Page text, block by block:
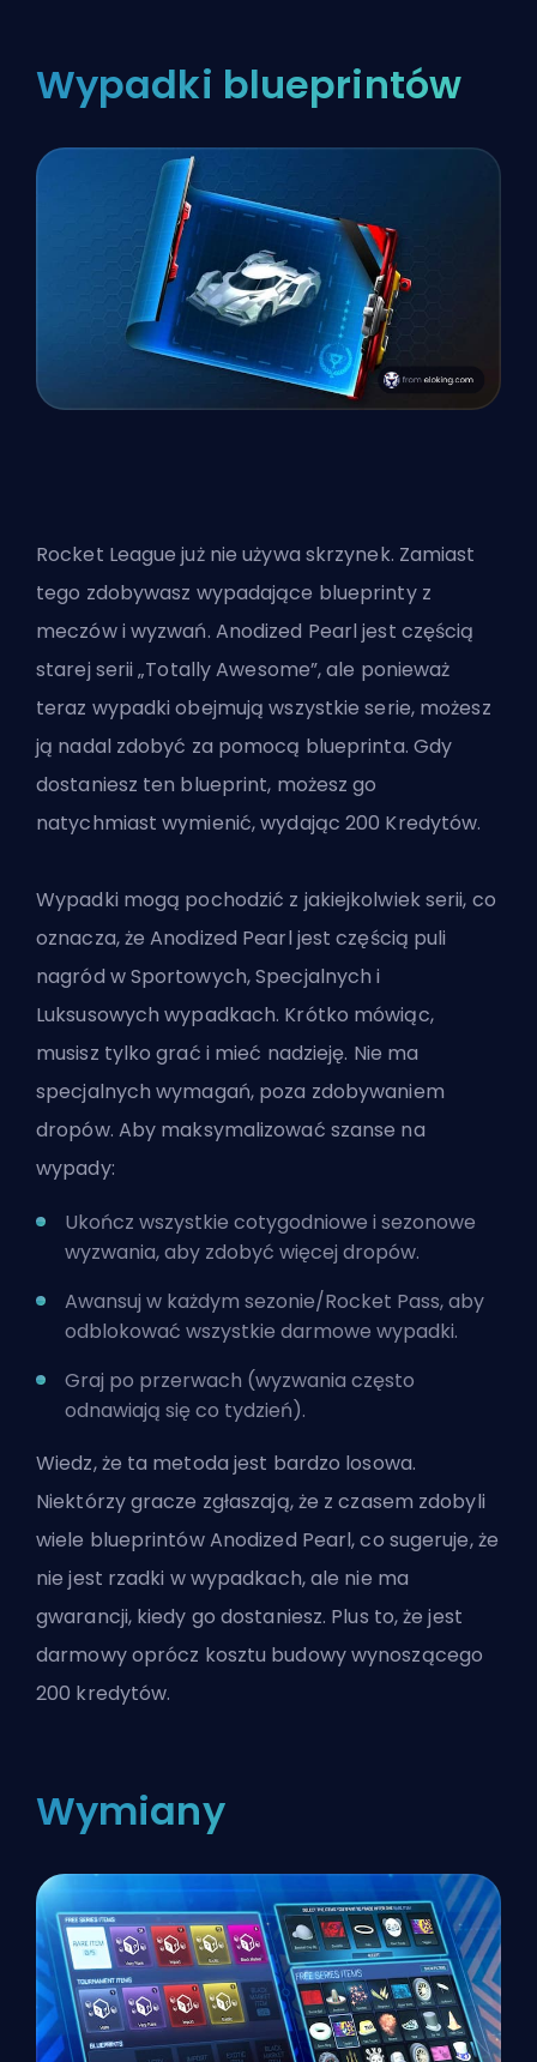
Wypadki blueprintów
Rocket League już nie używa skrzynek. Zamiast
tego zdobywasz wypadające blueprinty z
meczów i wyzwań. Anodized Pearl jest częścią
starej serii „Totally Awesome”, ale ponieważ
teraz wypadki obejmują wszystkie serie, możesz
ją nadal zdobyć za pomocą blueprinta. Gdy
dostaniesz ten blueprint, możesz go
natychmiast wymienić, wydając 200 Kredytów.
Wypadki mogą pochodzić z jakiejkolwiek serii, co
oznacza, że Anodized Pearl jest częścią puli
nagród w Sportowych, Specjalnych i
Luksusowych wypadkach. Krótko mówiąc,
musisz tylko grać i mieć nadzieję. Nie ma
specjalnych wymagań, poza zdobywaniem
dropów. Aby maksymalizować szanse na
wypady:
Ukończ wszystkie cotygodniowe i sezonowe
wyzwania, aby zdobyć więcej dropów.
Awansuj w każdym sezonie/Rocket Pass, aby
odblokować wszystkie darmowe wypadki.
Graj po przerwach (wyzwania często
odnawiają się co tydzień).
Wiedz, że ta metoda jest bardzo losowa.
Niektórzy gracze zgłaszają, że z czasem zdobyli
wiele blueprintów Anodized Pearl, co sugeruje, że
nie jest rzadki w wypadkach, ale nie ma
gwarancji, kiedy go dostaniesz. Plus to, że jest
darmowy oprócz kosztu budowy wynoszącego
200 kredytów.
Wymiany